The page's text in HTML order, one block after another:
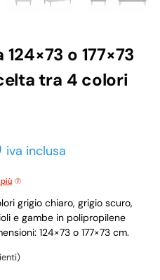
o 177×73
tra 4 colori
iva inclusa
grigio chiaro, grigio scuro,
e gambe in polipropilene
124×73 o 177×73 cm.